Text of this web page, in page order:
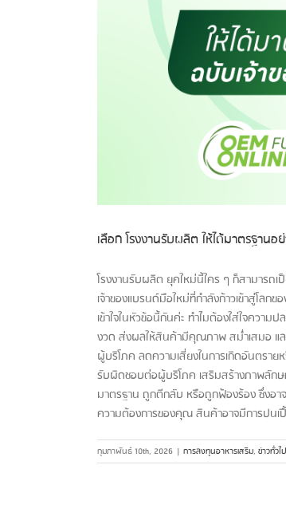
เลือก โรงงานรับผลิต ให้ได้มาตรฐานอ
โรงงานรับผลิต ยุคใหม่นี้ใคร ๆ ก็สามารถเ
เจ้าของแบรนด์มือใหม่ที่กำลังก้าวเข้าสู่โล
เข้าใจในหัวข้อนี้กันค่ะ ทำไมต้องใส่ใจคว
งวด ส่งผลให้สินค้ามีคุณภาพ สม่ำเสมอ แ
ผู้บริโภค ลดความเสี่ยงในการเกิดอันตรา
รับผิดชอบต่อผู้บริโภค เสริมสร้างภาพลักษ
มาตรฐาน ถูกตีกลับ หรือถูกฟ้องร้อง ซึ่งอา
ความต้องการของคุณ สินค้าอาจมีการปนเ
กุมภาพันธ์ 10th, 2026 | การลงทุนอาหารเสริม, ข่าวทั่วไป